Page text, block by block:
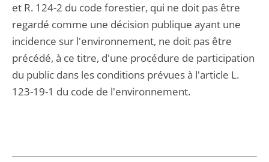
et R. 124-2 du code forestier, qui ne doit pas être
regardé comme une décision publique ayant une
incidence sur l'environnement, ne doit pas être
précédé, à ce titre, d'une procédure de participation
du public dans les conditions prévues à l'article L.
123-19-1 du code de l'environnement.